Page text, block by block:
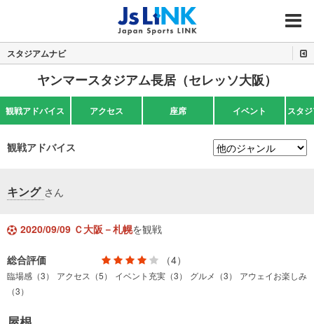
MENU
スタジアムナビ
ヤンマースタジアム長居（セレッソ大阪）
観戦アドバイス アクセス 座席 イベント スタ
観戦アドバイス
キング さん
2020/09/09 Ｃ大阪－札幌を観戦
総合評価 （4）
臨場感（3） アクセス（5） イベント充実（3） グルメ（3）
アウェイお楽しみ
（3）